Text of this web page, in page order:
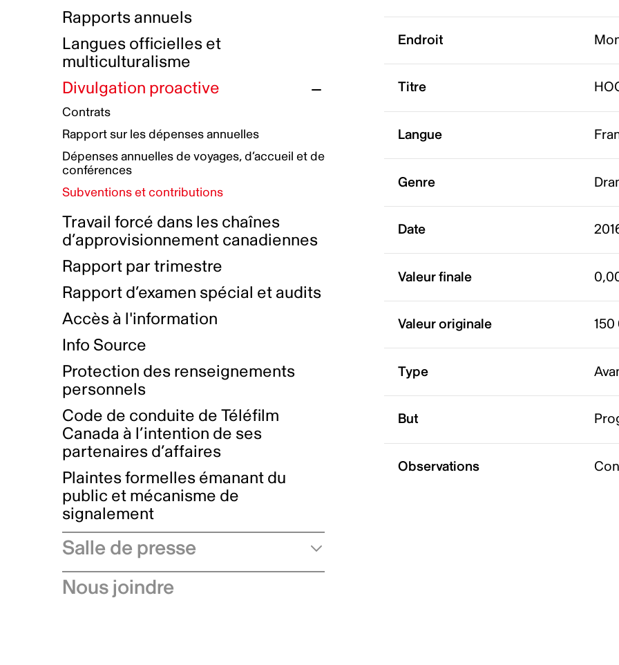
Initiatives autochtones
Plan de réconciliation autochtone
Groupe de travail autochtone
Principes directeurs sur le
harcèlement
Plan d’action pour la parité
Plan d'équité, de diversité,
d'inclusion et d'accessibilité
Boîte à outils pour le récit authentique
Collecte de données et l’auto-identification
Plan d'accessibilité
Rémunération et avantages
Prix et certifications
Nos valeurs d’entreprise
Rapports annuels
Langues officielles et
multiculturalisme
Divulgation proactive
Contrats
Rapport sur les dépenses annuelles
Dépenses annuelles de voyages, d’accueil et de
conférences
Subventions et contributions
Travail forcé dans les chaînes
d’approvisionnement canadiennes
Rapport par trimestre
Rapport d’examen spécial et audits
Accès à l'information
Info Source
Protection des renseignements
personnels
Code de conduite de Téléfilm
Canada à l’intention de ses
partenaires d’affaires
Plaintes formelles émanant du
public et mécanisme de
signalement
Salle de presse
Communiqués de presse
Nous joindre
Endroit
Titre
Langue
Genre
Date
Valeur finale
Valeur originale
Type
But
Observations